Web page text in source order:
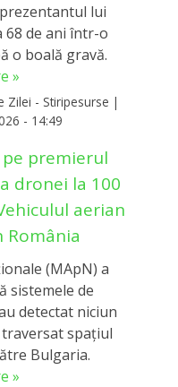
lui
68 de ani într-o
o boală gravă.
»
Zilei - Stiripesurse |
- 14:49
premierul
dronei la 100
aerian
(MApN) a
sistemele de
detectat niciun
spațiul
Bulgaria.
»